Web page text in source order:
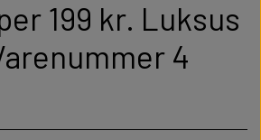
199 kr. Luksus
4